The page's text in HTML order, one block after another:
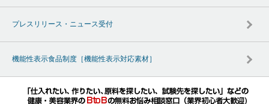
プレスリリース・ニュース受付
機能性表示食品制度［機能性表示対応素材］